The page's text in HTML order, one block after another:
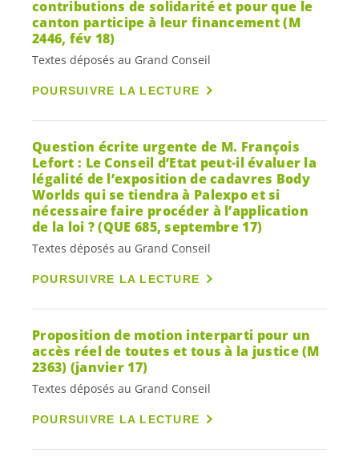
contributions de solidarité et pour que le
canton participe à leur financement (M
2446, fév 18)
Textes déposés au Grand Conseil
POURSUIVRE LA LECTURE
Question écrite urgente de M. François
Lefort : Le Conseil d’Etat peut-il évaluer la
légalité de l’exposition de cadavres Body
Worlds qui se tiendra à Palexpo et si
nécessaire faire procéder à l’application
de la loi ? (QUE 685, septembre 17)
Textes déposés au Grand Conseil
POURSUIVRE LA LECTURE
Proposition de motion interparti pour un
accès réel de toutes et tous à la justice (M
2363) (janvier 17)
Textes déposés au Grand Conseil
POURSUIVRE LA LECTURE